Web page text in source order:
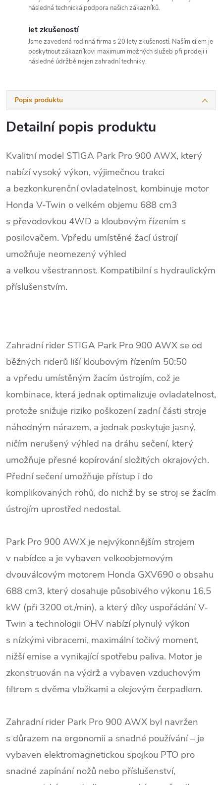
následná technická podpora našich zákazníků.
let zkušeností
Jsme zavedená rodinná firma s 20 lety zkušeností. Naším cílem je
poskytnout zákazníkovi maximum možných služeb při prodeji i
následné údržbě nejen zahradní techniky.
Popis produktu
Detailní popis produktu
Kvalitní model STIGA Park Pro 900 AWX, který
nabízí vysoký výkon, výjimečnou trakci
a bezkonkurenční ovladatelnost, kombinuje motor
Honda V-Twin o velkém objemu 688 cm3
s převodovkou 4WD a kloubovým řízením s
posilovačem. Vpředu umístěné žací ústrojí
umožňuje neomezený výhled
a velkou všestrannost. Kompatibilní s hydraulickým
příslušenstvím.
Zahradní rider STIGA Park Pro 900 AWX se od
běžných riderů liší kloubovým řízením 50:50
a vpředu umístěným žacím ústrojím, což je
kombinace, která jednak optimalizuje ovladatelnost,
protože snižuje riziko poškození zadní části stroje
náhodným nárazem, a jednak poskytuje jasný,
ničím nerušený výhled na dráhu sečení, který
umožňuje přesné kopírování složitých okrajových.
Přední sečení umožňuje přístup i do
komplikovaných rohů, do nichž by se stroj se žacím
ústrojím uprostřed nedostal.
Park Pro 900 AWX je nejvýkonnějším strojem
v nabídce a je vybaven velkoobjemovým
dvouválcovým motorem Honda GXV690 o obsahu
688 cm3, který dosahuje působivého výkonu 16,5
kW (při 3200 ot./min), a který díky uspořádání V-
Twin a technologii OHV nabízí plynulý výkon
s nízkými vibracemi, maximální točivý moment,
nižší emise a vynikající spotřebu paliva. Motor je
zkonstruován na výdrž a vybaven vzduchovým
filtrem s dvěma vložkami a olejovým čerpadlem.
Zahradní rider Park Pro 900 AWX byl navržen
s důrazem na ergonomii a snadné používání – je
vybaven elektromagnetickou spojkou PTO pro
snadné zapínání nožů nebo příslušenství,